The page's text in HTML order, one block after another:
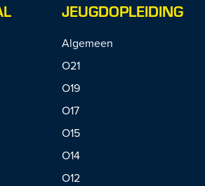
JEUGDOPLEIDING
Algemeen
O21
O19
O17
O15
O14
O12